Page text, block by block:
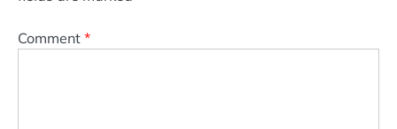
Comment *